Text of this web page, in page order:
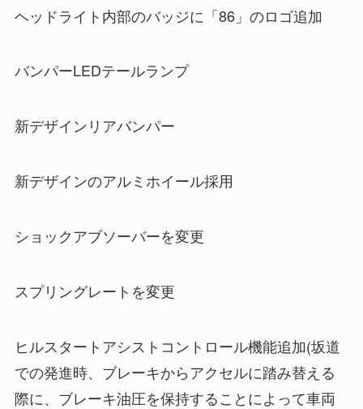
ヘッドライト内部のバッジに「86」のロゴ追加
バンパーLEDテールランプ
新デザインリアバンパー
新デザインのアルミホイール採用
ショックアブソーバーを変更
スプリングレートを変更
ヒルスタートアシストコントロール機能追加(坂道
での発進時、ブレーキからアクセルに踏み替える
際に、ブレーキ油圧を保持することによって車両